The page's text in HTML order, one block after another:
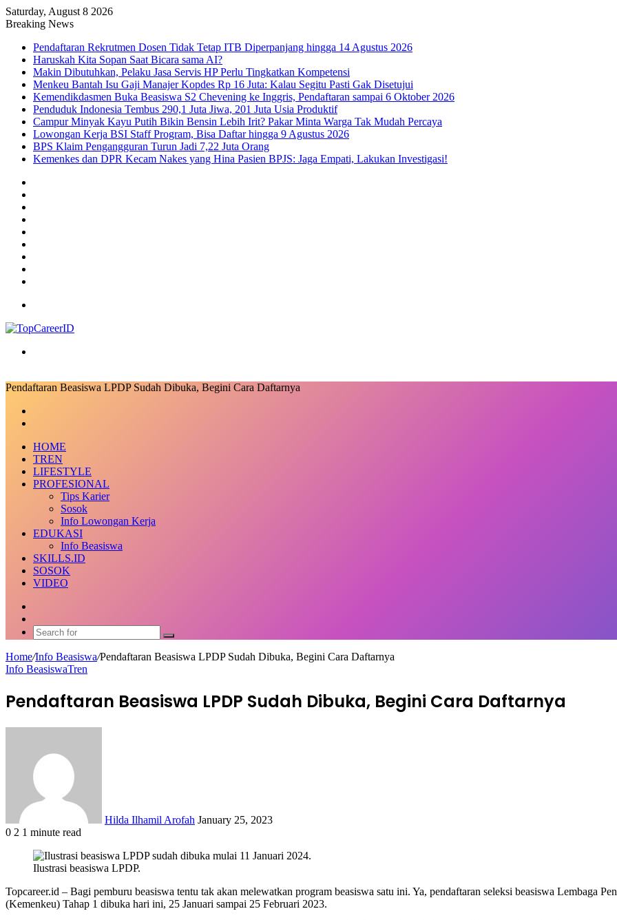
Saturday, August 8 2026
Breaking News
Pendaftaran Rekrutmen Dosen Tidak Tetap ITB Diperpanjang hingga 14 Agustus 2026
Haruskah Kita Sopan Saat Bicara sama AI?
Makin Dibutuhkan, Pelaku Jasa Servis HP Perlu Tingkatkan Kompetensi
Menkeu Bantah Isu Gaji Manajer Kopdes Rp 16 Juta: Kalau Segitu Pasti Gak Disetujui
Kemendikdasmen Buka Beasiswa S2 Chevening ke Inggris, Pendaftaran sampai 6 Oktober 2026
Penduduk Indonesia Tembus 290,1 Juta Jiwa, 201 Juta Usia Produktif
Campur Minyak Kayu Putih Bikin Bensin Lebih Irit? Pakar Minta Warga Tak Mudah Percaya
Lowongan Kerja BSI Staff Program, Bisa Daftar hingga 9 Agustus 2026
BPS Klaim Pengangguran Turun Jadi 7,22 Juta Orang
Kemenkes dan DPR Kecam Nakes yang Hina Pasien BPJS: Jaga Empati, Lakukan Investigasi!
Pendaftaran Beasiswa LPDP Sudah Dibuka, Begini Cara Daftarnya
Email
HOME
TREN
LIFESTYLE
PROFESIONAL
Tips Karier
Sosok
Info Lowongan Kerja
EDUKASI
Info Beasiswa
SKILLS.ID
SOSOK
VIDEO
skin
Search
for
Home/Info Beasiswa/Pendaftaran Beasiswa LPDP Sudah Dibuka, Begini Cara Daftarnya
Info BeasiswaTren
Pendaftaran Beasiswa LPDP Sudah Dibuka, Begini Cara Daftarnya
Hilda Ilhamil Arofah January 25, 2023
0 2 1 minute read
Ilustrasi beasiswa LPDP.
Topcareer.id – Bagi pemburu beasiswa tentu tak akan melewatkan program beasiswa satu ini. Ya, pendaftaran seleksi beasiswa Lembaga
(Kemenkeu) Tahap 1 dibuka hari ini, 25 Januari sampai 25 Februari 2023.